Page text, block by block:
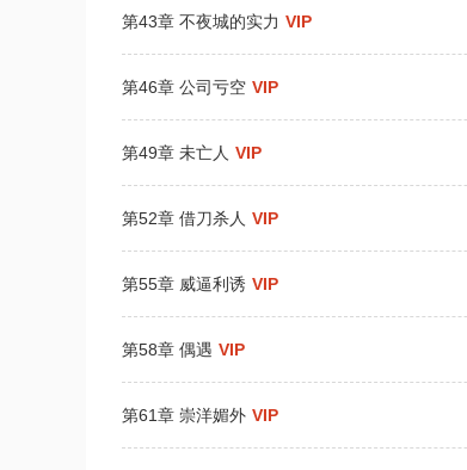
第43章 不夜城的实力 VIP
第46章 公司亏空 VIP
第49章 未亡人 VIP
第52章 借刀杀人 VIP
第55章 威逼利诱 VIP
第58章 偶遇 VIP
第61章 崇洋媚外 VIP